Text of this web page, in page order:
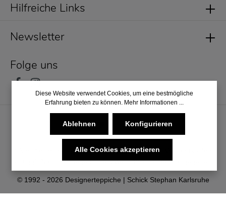
Newsletter
Folge uns
Hilfreiche Links
© 1992 - 2026 Designerteppiche | Schick Stephan Karlsruhe
* Alle Preise inkl. gesetzl. Mehrwertsteuer zzgl.
und ggf. Nachnahmegebühren, wenn nicht anders angegeben.
Diese Website verwendet Cookies, um eine bestmögliche
Erfahrung bieten zu können. Mehr Informationen ...
Ablehnen Konfigurieren
Alle Cookies akzeptieren